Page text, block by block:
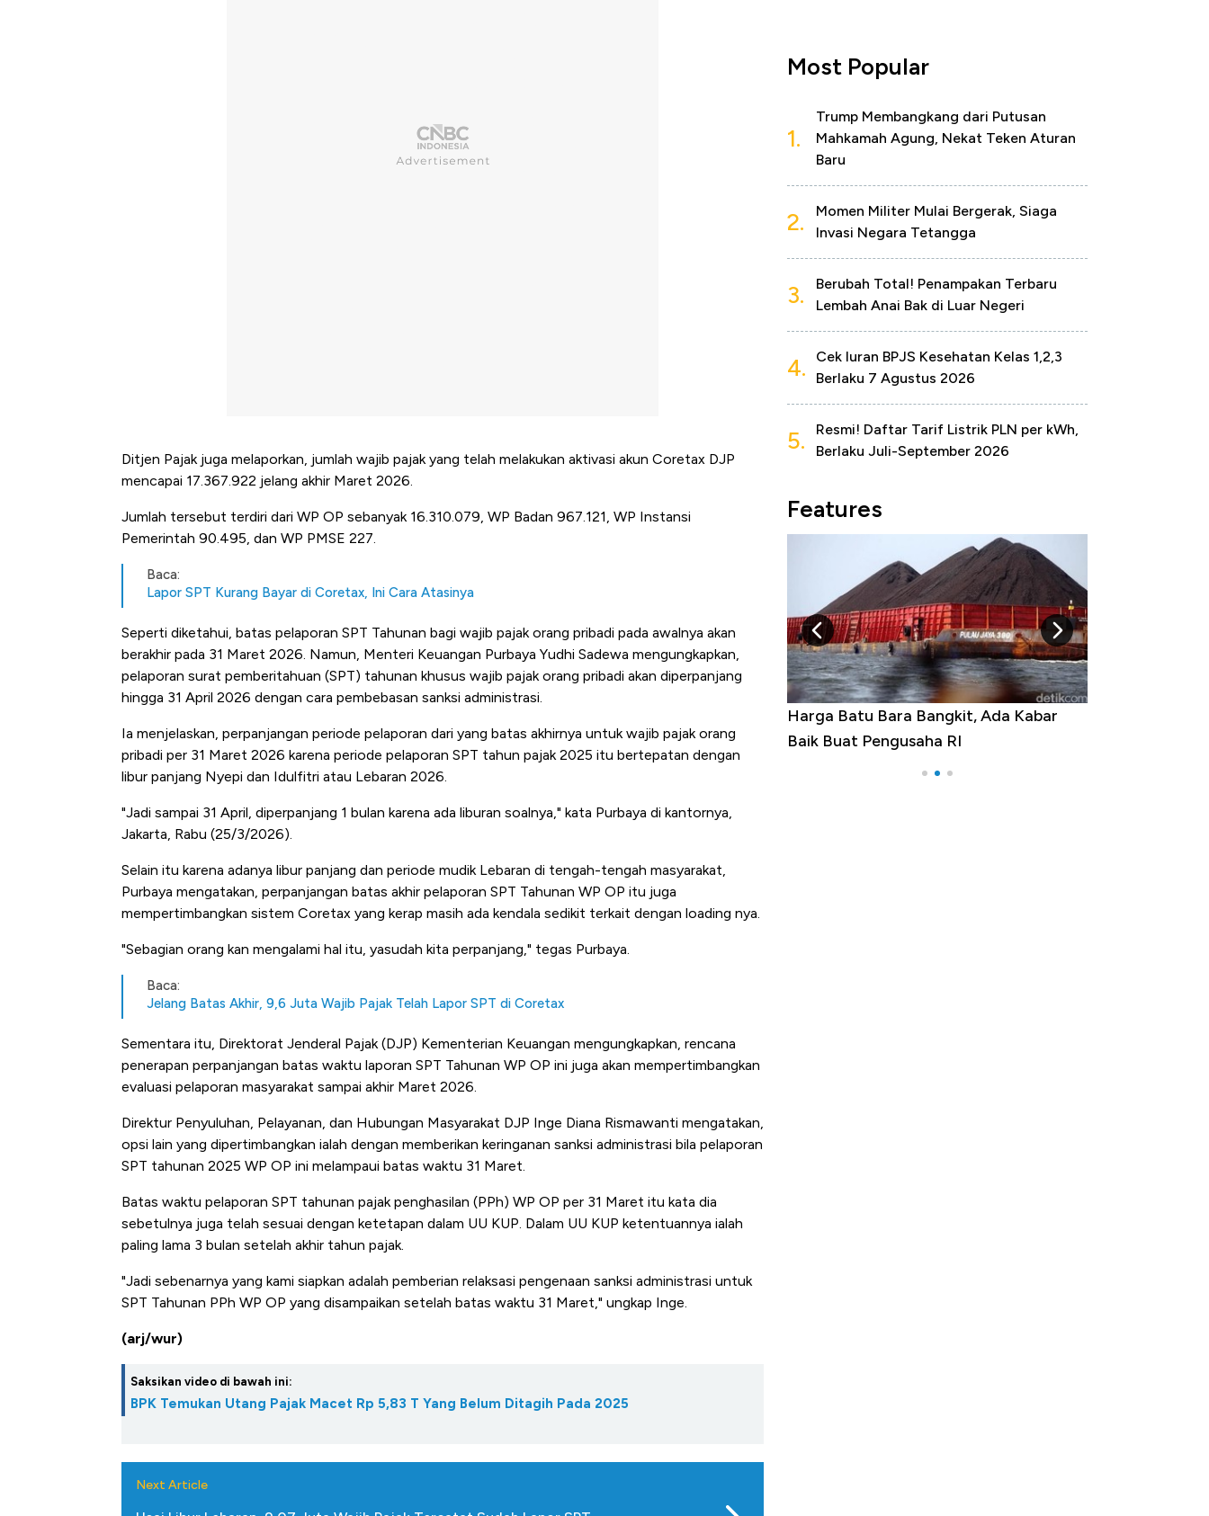
Ditjen Pajak juga melaporkan, jumlah wajib pajak yang telah melakukan aktivasi akun Coretax DJP
mencapai 17.367.922 jelang akhir Maret 2026.
Jumlah tersebut terdiri dari WP OP sebanyak 16.310.079, WP Badan 967.121, WP Instansi
Pemerintah 90.495, dan WP PMSE 227.
Baca:
Lapor SPT Kurang Bayar di Coretax, Ini Cara Atasinya
Seperti diketahui, batas pelaporan SPT Tahunan bagi wajib pajak orang pribadi pada awalnya akan
berakhir pada 31 Maret 2026. Namun, Menteri Keuangan Purbaya Yudhi Sadewa mengungkapkan,
pelaporan surat pemberitahuan (SPT) tahunan khusus wajib pajak orang pribadi akan diperpanjang
hingga 31 April 2026 dengan cara pembebasan sanksi administrasi.
Ia menjelaskan, perpanjangan periode pelaporan dari yang batas akhirnya untuk wajib pajak orang
pribadi per 31 Maret 2026 karena periode pelaporan SPT tahun pajak 2025 itu bertepatan dengan
libur panjang Nyepi dan Idulfitri atau Lebaran 2026.
"Jadi sampai 31 April, diperpanjang 1 bulan karena ada liburan soalnya," kata Purbaya di kantornya,
Jakarta, Rabu (25/3/2026).
Selain itu karena adanya libur panjang dan periode mudik Lebaran di tengah-tengah masyarakat,
Purbaya mengatakan, perpanjangan batas akhir pelaporan SPT Tahunan WP OP itu juga
mempertimbangkan sistem Coretax yang kerap masih ada kendala sedikit terkait dengan loading nya.
"Sebagian orang kan mengalami hal itu, yasudah kita perpanjang," tegas Purbaya.
Baca:
Jelang Batas Akhir, 9,6 Juta Wajib Pajak Telah Lapor SPT di Coretax
Sementara itu, Direktorat Jenderal Pajak (DJP) Kementerian Keuangan mengungkapkan, rencana
penerapan perpanjangan batas waktu laporan SPT Tahunan WP OP ini juga akan mempertimbangkan
evaluasi pelaporan masyarakat sampai akhir Maret 2026.
Direktur Penyuluhan, Pelayanan, dan Hubungan Masyarakat DJP Inge Diana Rismawanti mengatakan,
opsi lain yang dipertimbangkan ialah dengan memberikan keringanan sanksi administrasi bila pelaporan
SPT tahunan 2025 WP OP ini melampaui batas waktu 31 Maret.
Batas waktu pelaporan SPT tahunan pajak penghasilan (PPh) WP OP per 31 Maret itu kata dia
sebetulnya juga telah sesuai dengan ketetapan dalam UU KUP. Dalam UU KUP ketentuannya ialah
paling lama 3 bulan setelah akhir tahun pajak.
"Jadi sebenarnya yang kami siapkan adalah pemberian relaksasi pengenaan sanksi administrasi untuk
SPT Tahunan PPh WP OP yang disampaikan setelah batas waktu 31 Maret," ungkap Inge.
(arj/wur)
Saksikan video di bawah ini:
BPK Temukan Utang Pajak Macet Rp 5,83 T Yang Belum Ditagih Pada 2025
Next Article
Most Popular
1.
Trump Membangkang dari Putusan
Mahkamah Agung, Nekat Teken Aturan
Baru
2.
Momen Militer Mulai Bergerak, Siaga
Invasi Negara Tetangga
3.
Berubah Total! Penampakan Terbaru
Lembah Anai Bak di Luar Negeri
4.
Cek Iuran BPJS Kesehatan Kelas 1,2,3
Berlaku 7 Agustus 2026
5.
Resmi! Daftar Tarif Listrik PLN per kWh,
Berlaku Juli-September 2026
Features
Langit Dunia, Pembunuh Boeing-Airbus?
Harga Batu Bara Bangkit, Ada Kabar
Baik Buat Pengusaha RI
Harga Emas Jatuh Usai Terbang 3 Hari,
Apa yang Sebenarnya Terjadi?